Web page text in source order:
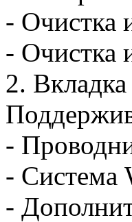
- Очистка
- Очистка
2.
-
- Система
-